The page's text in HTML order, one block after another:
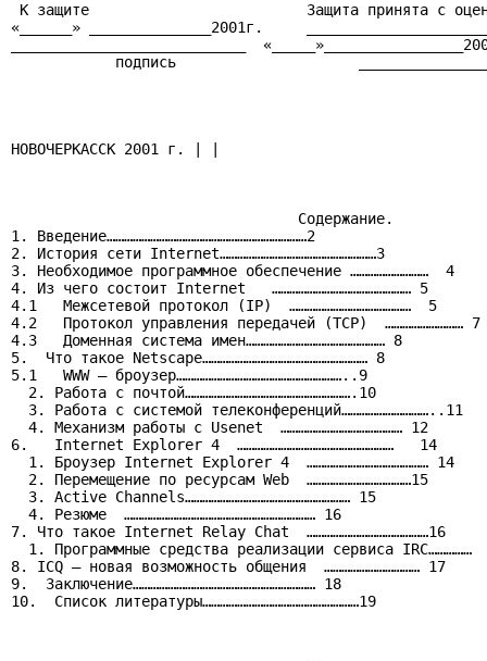
К защите                         Защита принята с
«______» ______________2001г.
___________________________
подпись
НОВОЧЕРКАССК 2001 г. | |
                                 Cодержание.
1. Введение……………………………………………………………2
2. История сети Internet………………………………………………3
3. Необходимое программное обеспечение ………………………  4
4. Из чего состоит Internet   ………………………………………… 5
4.1   Межсетевой протокол (IP)  ……………………………………  5
4.2   Протокол управления передачей (ТСР)  ……………………… 7
4.3   Доменная система имен………………………………………… 8
5.  Что такое Netscape………………………………………………… 8
5.1   WWW – броузер…………………………………………………..9
  2. Работа с почтой………………………………………………….10
  3. Работа с системой телеконференций…………………………..11
  4. Механизм работы с Usenet  …………………………………… 12
6.   Internet Explorer 4  ………………………………………………   14
  1. Броузер Internet Explorer 4  …………………………………… 14
  2. Перемещение по ресурсам Web  ………………………………15
  3. Active Channels………………………………………………… 15
  4. Резюме  ………………………………………………………… 16
7. Что такое Internet Relay Chat  ……………………………………16
1. Программные средства реализации сервиса IRC……………
8. ICQ – новая возможность общения  …………………………… 17
9.  Заключение……………………………………………………… 18
10.  Список литературы………………………………………………19